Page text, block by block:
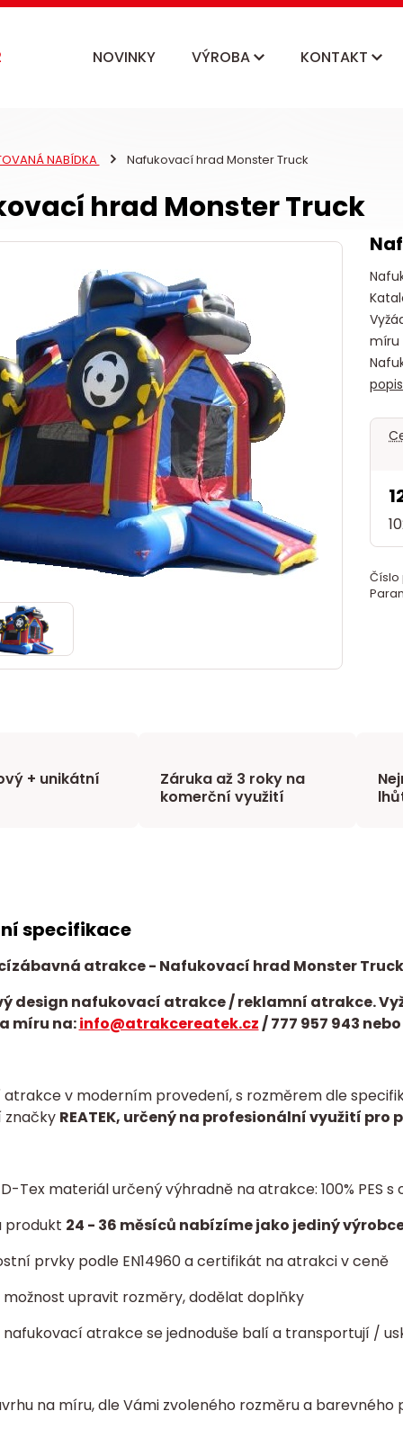
NOVINKY VÝROBA KONTAKT
NABÍDKA Nafukovací hrad Monster Truck
hrad Monster Truck
míru
popis
Číslo
+ unikátní
Záruka až 3 roky na
komerční využití
specifikace
zábavná atrakce- Nafukovací hrad Monster Truck
design nafukovací atrakce / reklamní atrakce.
míru na:info@atrakcereatek.cz/777 957 943
v moderním provedení, s rozměrem dle
značky REATEK, určený na profesionální využití pro
Tex materiál určený výhradně na atrakce: 100% PES
produkt 24 - 36 měsíců nabízíme jako jediný výrobce
prvky podle EN14960 a certifikát na atrakci v ceně
možnost upravit rozměry, dodělat doplňky
atrakce se jednoduše balí a transportují /
na míru, dle Vámi zvoleného rozměru a barevného